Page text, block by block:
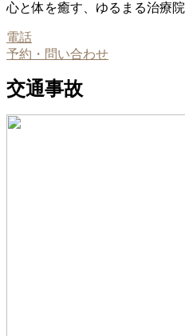
心と体を癒す、ゆるまる治療院
電話
予約・問い合わせ
交通事故